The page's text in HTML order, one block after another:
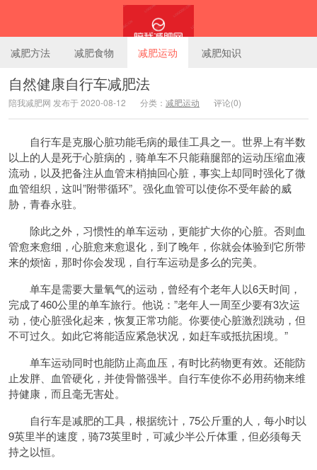
陪我减肥网
减肥方法 减肥食物 减肥运动 减肥知识
自然健康自行车减肥法
陪我减肥网 发布于 2020-08-12 分类： 减肥运动 评论(0)
自行车是克服心脏功能毛病的最佳工具之一。世界上有半数
以上的人是死于心脏病的，骑单车不只能藉腿部的运动压缩血液
流动，以及把备注从血管末梢抽回心脏，事实上却同时强化了微
血管组织，这叫”附带循环”。强化血管可以使你不受年龄的威
胁，青春永驻。
除此之外，习惯性的单车运动，更能扩大你的心脏。否则血
管愈来愈细，心脏愈来愈退化，到了晚年，你就会体验到它所带
来的烦恼，那时你会发现，自行车运动是多么的完美。
单车是需要大量氧气的运动，曾经有个老年人以6天时间，
完成了460公里的单车旅行。他说：”老年人一周至少要有3次运
动，使心脏强化起来，恢复正常功能。你要使心脏激烈跳动，但
不可过久。如此它将能适应紧急状况，如赶车或抵抗困境。”
单车运动同时也能防止高血压，有时比药物更有效。还能防
止发胖、血管硬化，并使骨骼强半。自行车使你不必用药物来维
持健康，而且毫无害处。
自行车是减肥的工具，根据统计，75公斤重的人，每小时以
9英里半的速度，骑73英里时，可减少半公斤体重，但必须每天
持之以恒。